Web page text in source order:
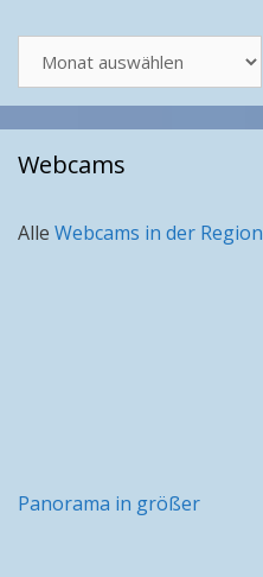
nach
Monat
Webcams
Alle Webcams in der Region
Panorama in größer